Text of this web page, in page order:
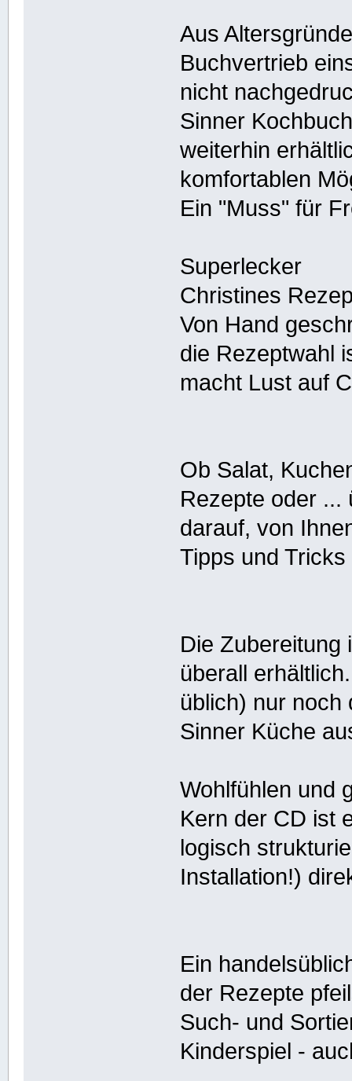
Aus
Buchvertrieb
nicht
Sinner
weiterhin
komfortablen
Ein "Muss" für
Superlecker
Christines
Von Hand
die Rezeptwahl
macht Lust auf
Ob Salat,
Rezepte oder ...
darauf, von
Tipps und
Die Zubereitung
überall
üblich) nur noch
Sinner Küche
Wohlfühlen und
Kern der CD ist
logisch
Installation!)
Ein
der Rezepte
Such- und
Kinderspiel -